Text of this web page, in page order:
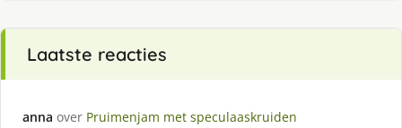
Laatste reacties
anna over Pruimenjam met speculaaskruiden